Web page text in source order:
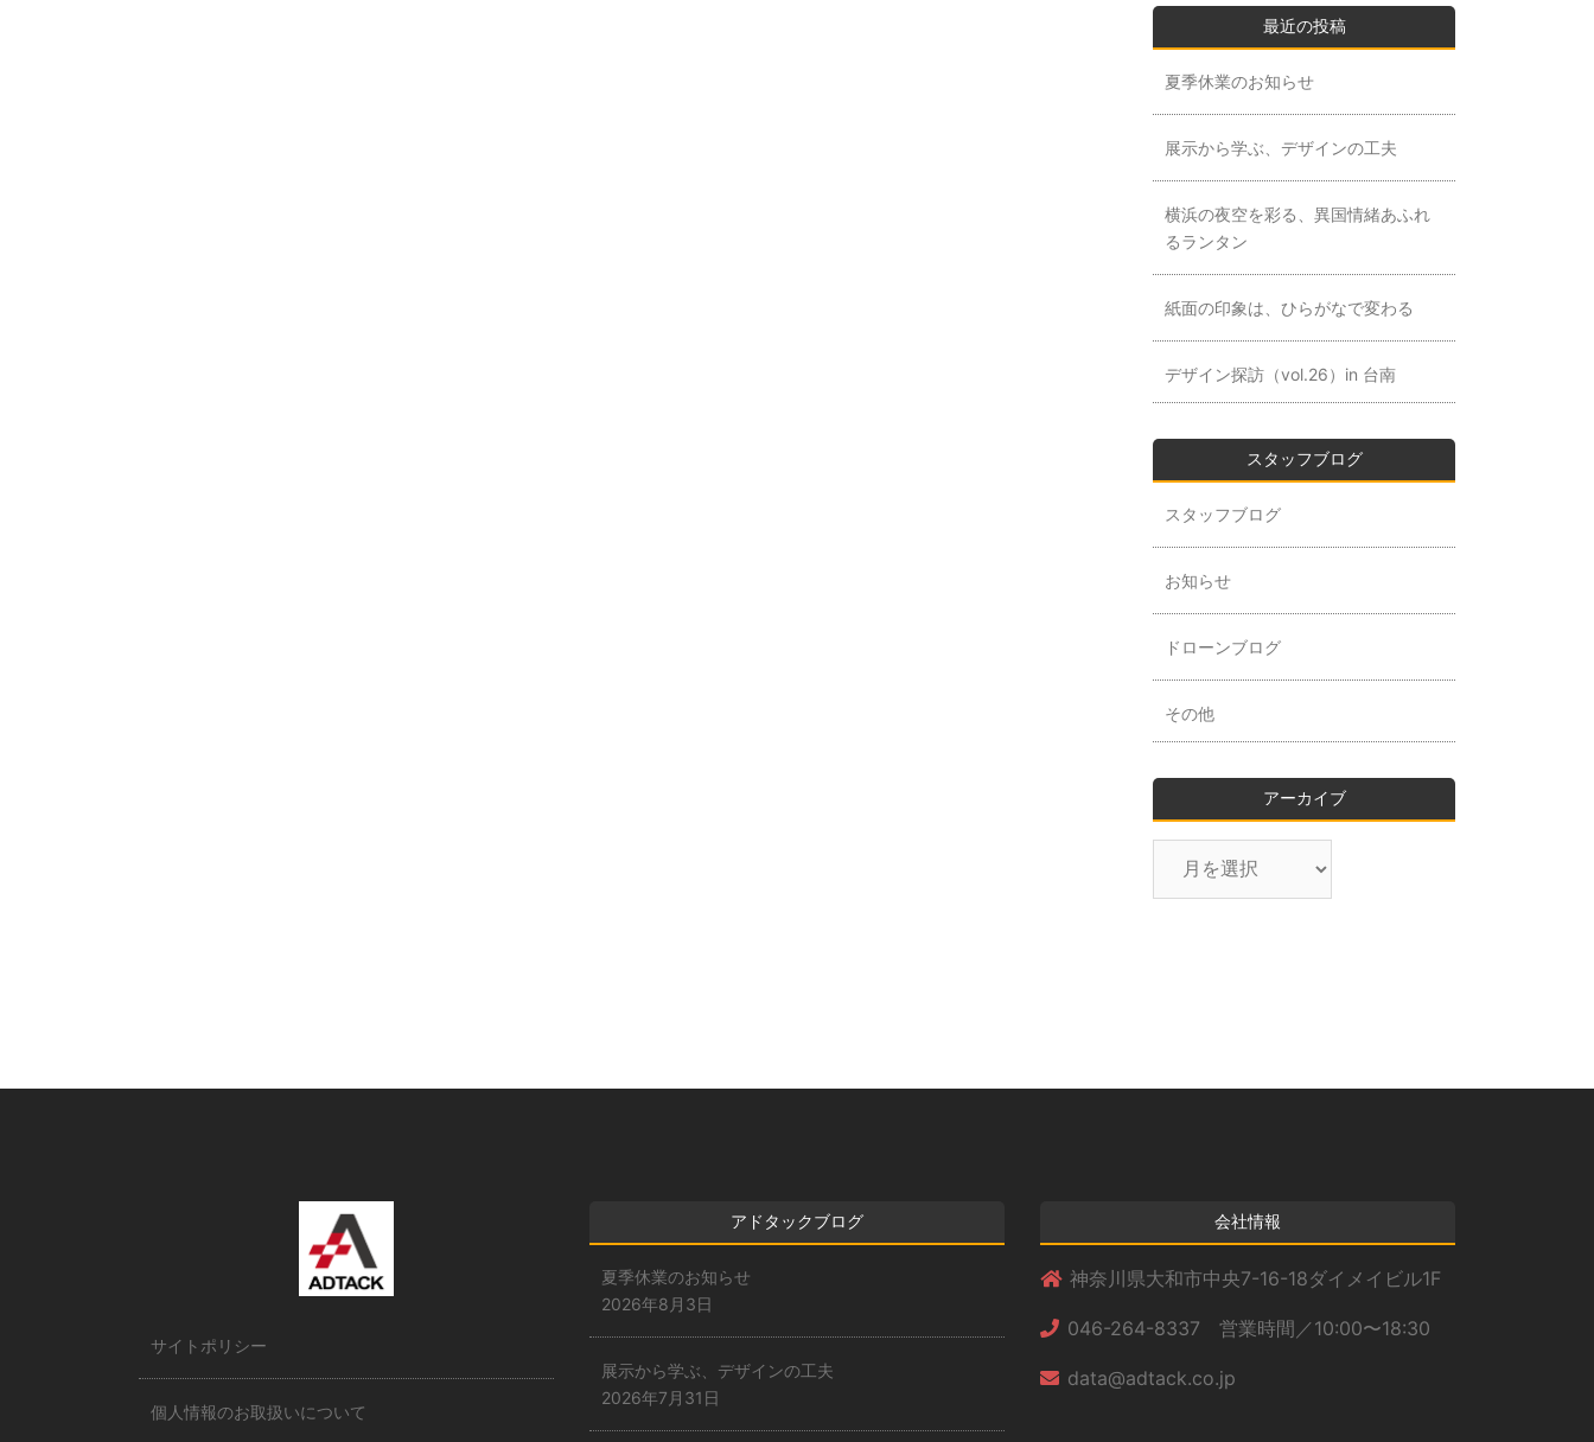
最近の投稿
夏季休業のお知らせ
展示から学ぶ、デザインの工夫
横浜の夜空を彩る、異国情緒あふれ
るランタン
紙面の印象は、ひらがなで変わる
デザイン探訪（vol.26）in 台南
スタッフブログ
スタッフブログ
お知らせ
ドローンブログ
その他
アーカイブ
サイトポリシー
個人情報のお取扱いについて
アドタックブログ
夏季休業のお知らせ
2026年8月3日
展示から学ぶ、デザインの工夫
2026年7月31日
会社情報
神奈川県大和市中央7-16-18ダイメイビル1F
046-264-8337 営業時間／10:00〜18:30
data@adtack.co.jp